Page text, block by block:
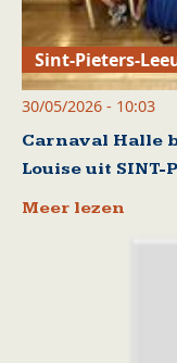
Sint-Pieters-
30/05/2026 - 10:03
Carnaval Halle
Louise uit SINT-
Meer lezen